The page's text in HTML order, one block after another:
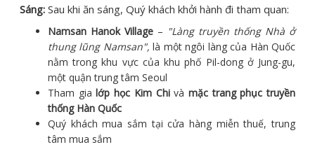
Sáng: Sau khi ăn sáng, Quý khách khởi hành đi tham quan:
Namsan Hanok Village – "Làng truyền thống Nhà ở
thung lũng Namsan", là một ngôi làng của Hàn Quốc
nằm trong khu vực của khu phố Pil-dong ở Jung-gu,
một quận trung tâm Seoul
Tham gia lớp học Kim Chivà mặc trang phục truyền
thống Hàn Quốc
Quý khách mua sắm tại cửa hàng miễn thuế, trung
tâm mua sắm